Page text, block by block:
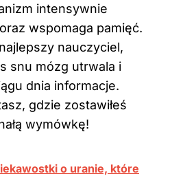
intensywnie
wspomaga pamięć.
nauczyciel,
snu mózg utrwala i
dnia informacje.
gdzie zostawiłeś
wymówkę!
o uranie, które